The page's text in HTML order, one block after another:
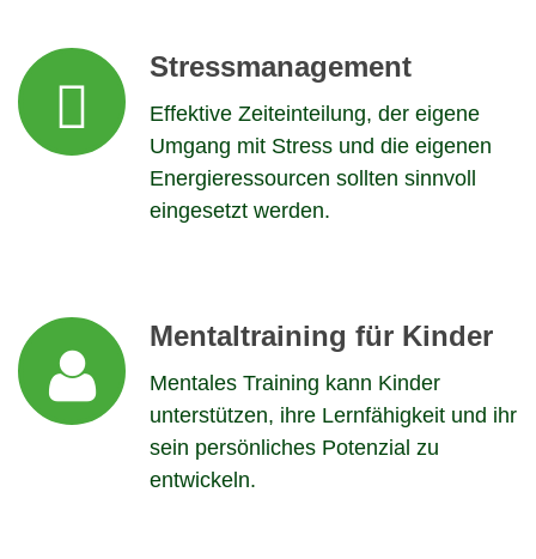
Stressmanagement
Effektive Zeiteinteilung, der eigene
Umgang mit Stress und die eigenen
Energieressourcen sollten sinnvoll
eingesetzt werden.
Mentaltraining für Kinder
Mentales Training kann Kinder
unterstützen, ihre Lernfähigkeit und ihr
sein persönliches Potenzial zu
entwickeln.